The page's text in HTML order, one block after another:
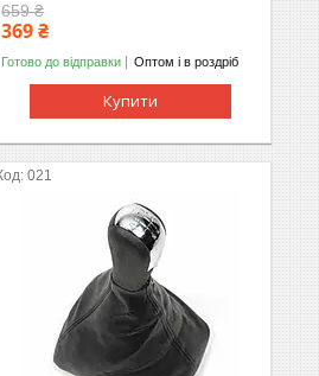
659 ₴
369 ₴
Готово до відправки Оптом і в роздріб
Купити
021